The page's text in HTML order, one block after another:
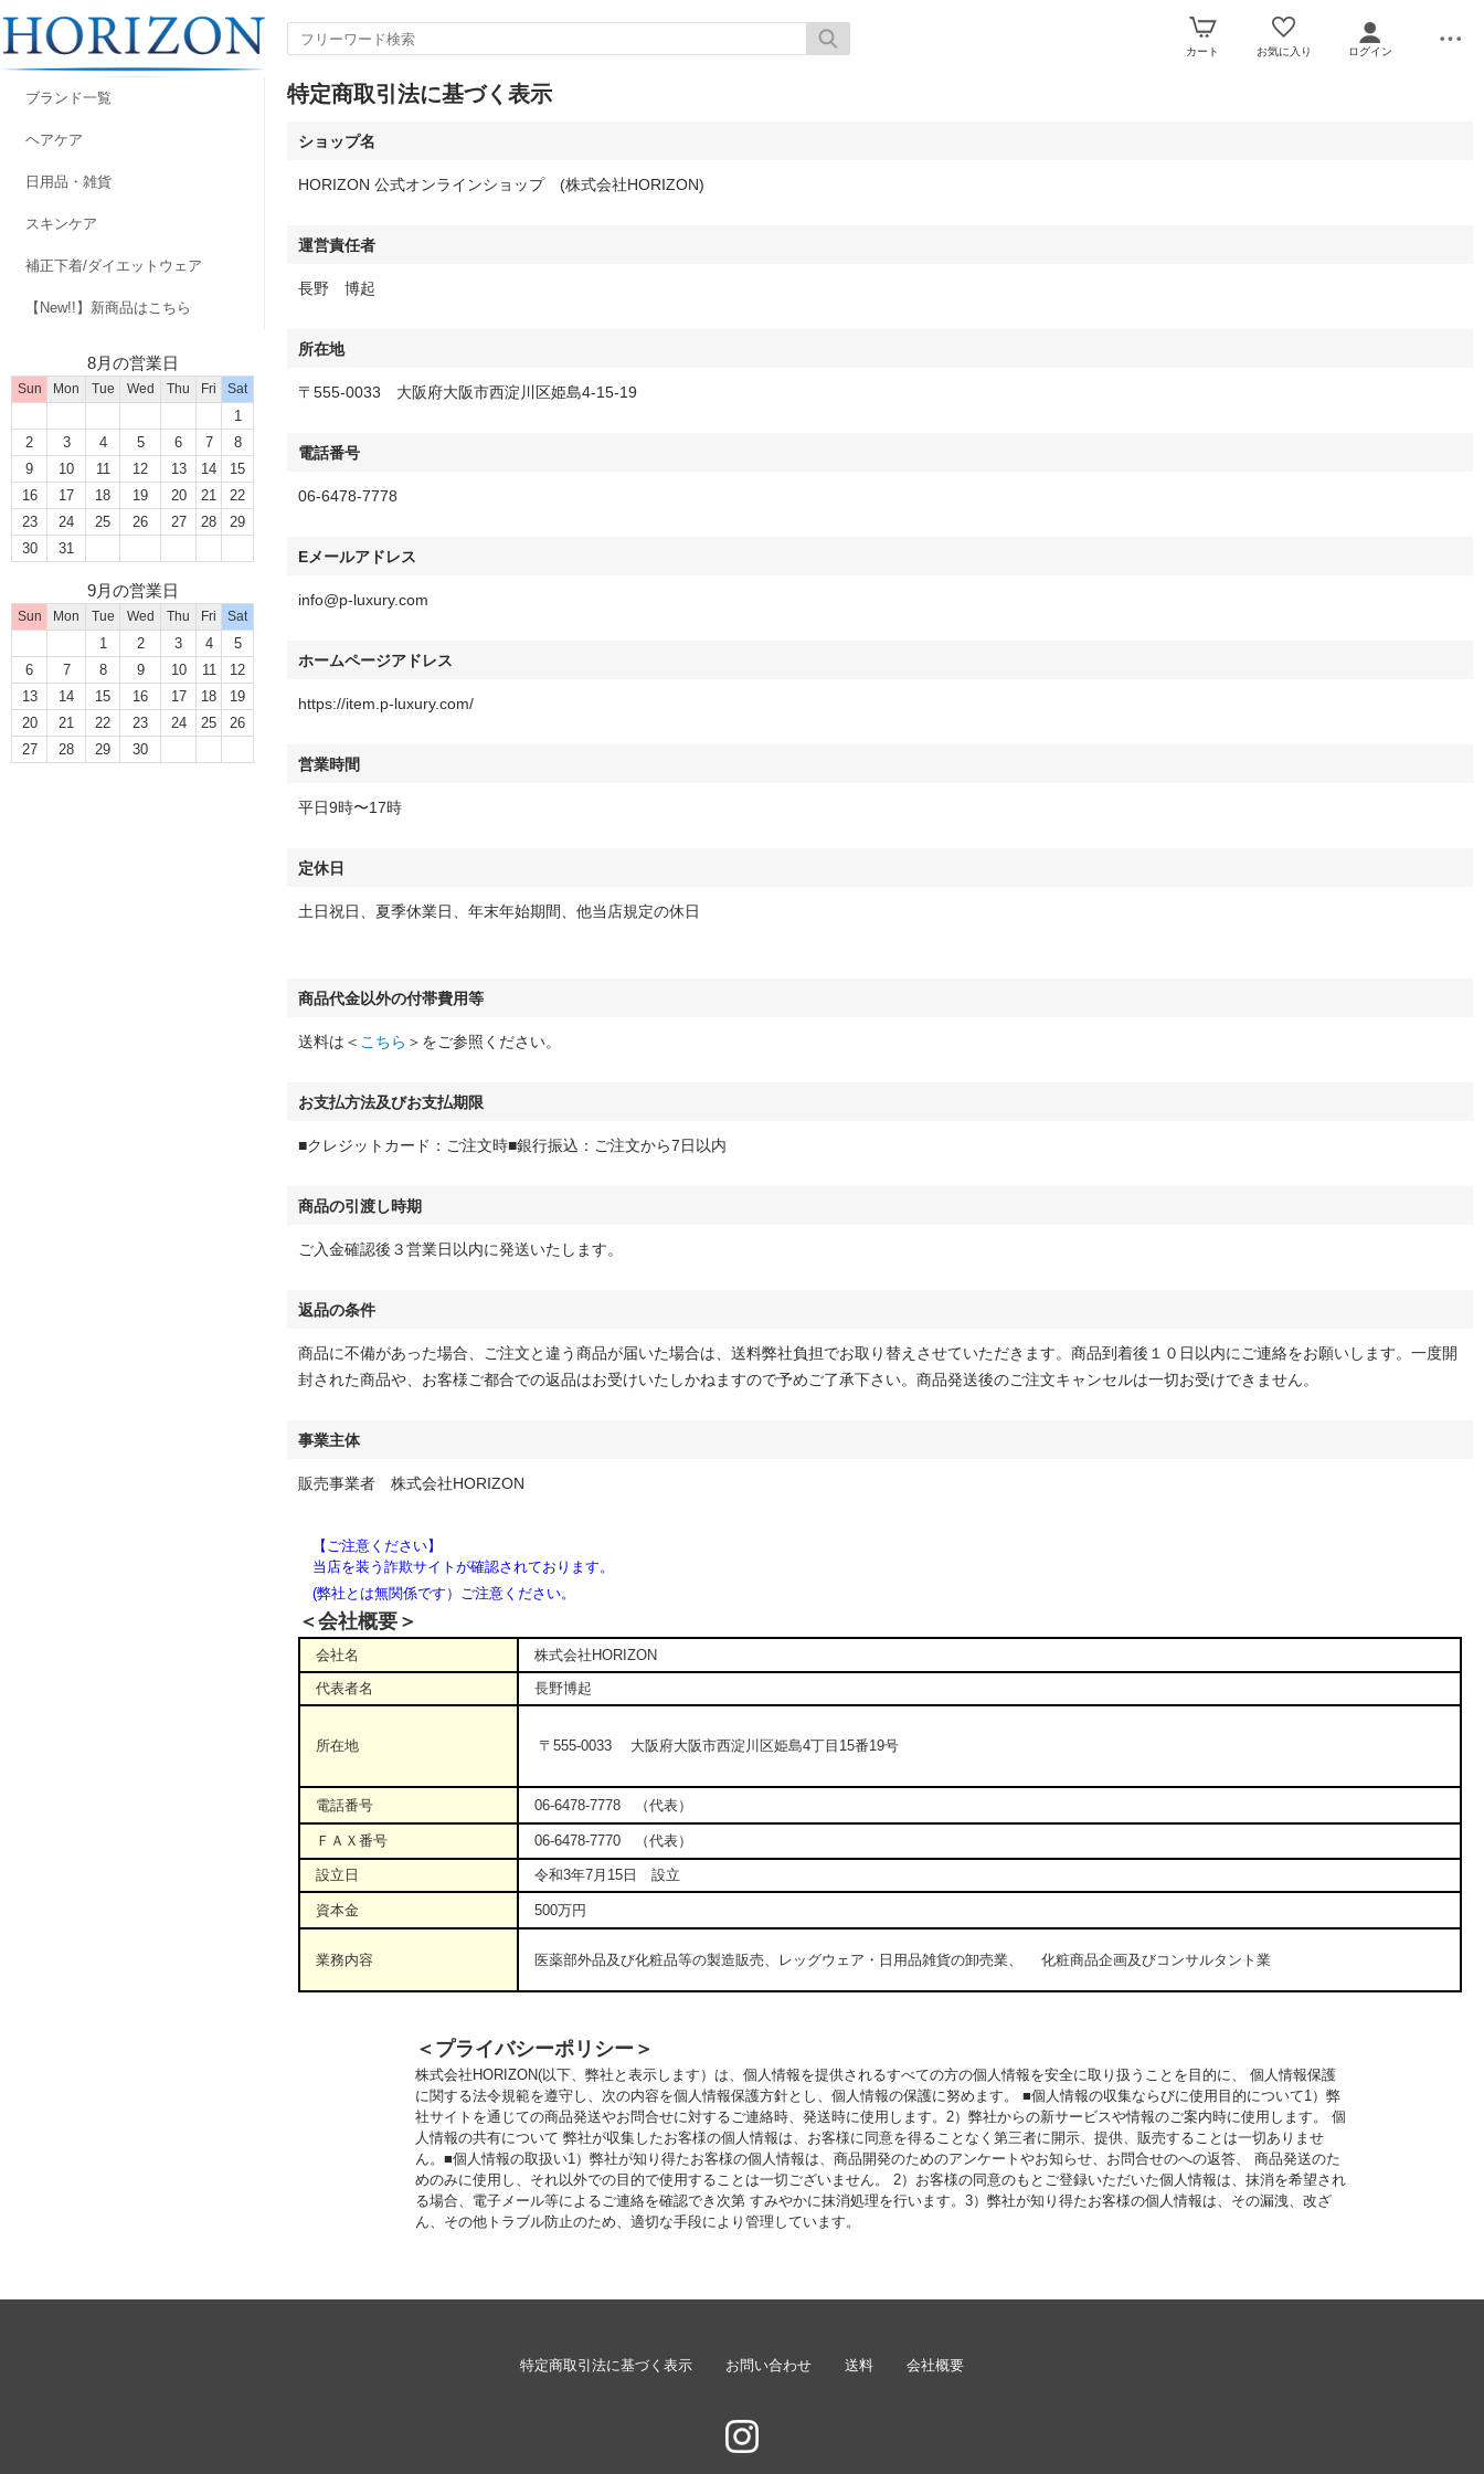
カート お気に入り ログイン
ブランド一覧
ヘアケア
日用品・雑貨
スキンケア
補正下着/ダイエットウェア
【New!!】新商品はこちら
8月の営業日
Sun Mon Tue Wed Thu Fri Sat
1
2
3 4 5 6 7
8
9
10 11 12 13 14
15
16
17 18 19 20 21
22
23
24 25 26 27 28
29
30
31
9月の営業日
Sun Mon Tue Wed Thu Fri Sat
1 2 3 4
5
6
7 8 9 10 11
12
13
14 15 16 17 18
19
20
21 22 23 24 25
26
27
28 29 30
特定商取引法に基づく表示
ショップ名
HORIZON 公式オンラインショップ (株式会社HORIZON)
運営責任者
長野 博起
所在地
〒555-0033 大阪府大阪市西淀川区姫島4-15-19
電話番号
06-6478-7778
Eメールアドレス
info@p-luxury.com
ホームページアドレス
https://item.p-luxury.com/
営業時間
平日9時〜17時
定休日
土日祝日、夏季休業日、年末年始期間、他当店規定の休日
商品代金以外の付帯費用等
送料は＜ こちら ＞をご参照ください。
お支払方法及びお支払期限
■クレジットカード：ご注文時■銀行振込：ご注文から7日以内
商品の引渡し時期
ご入金確認後３営業日以内に発送いたします。
返品の条件
商品に不備があった場合、ご注文と違う商品が届いた場合は、送料弊社負担でお取り替えさせていただきます。商品到着後１０日以内にご連絡をお願いします。一度開
封された商品や、お客様ご都合での返品はお受けいたしかねますので予めご了承下さい。商品発送後のご注文キャンセルは一切お受けできません。
事業主体
販売事業者 株式会社HORIZON
【ご注意ください】
当店を装う詐欺サイトが確認されております。
(弊社とは無関係です）ご注意ください。
＜会社概要＞
会社名
株式会社HORIZON
代表者名
長野博起
所在地 〒555-0033 大阪府大阪市西淀川区姫島4丁目15番19号
電話番号 06-6478-7778 （代表）
ＦＡＸ番号 06-6478-7770 （代表）
設立日 令和3年7月15日 設立
資本金 500万円
業務内容 医薬部外品及び化粧品等の製造販売、レッグウェア・日用品雑貨の卸売業、 化粧商品企画及びコンサルタント業
＜プライバシーポリシー＞
株式会社HORIZON(以下、弊社と表示します）は、個人情報を提供されるすべての方の個人情報を安全に取り扱うことを目的に、 個人情報保護
に関する法令規範を遵守し、次の内容を個人情報保護方針とし、個人情報の保護に努めます。 ■個人情報の収集ならびに使用目的について1）弊
社サイトを通じての商品発送やお問合せに対するご連絡時、発送時に使用します。2）弊社からの新サービスや情報のご案内時に使用します。 個
人情報の共有について 弊社が収集したお客様の個人情報は、お客様に同意を得ることなく第三者に開示、提供、販売することは一切ありませ
ん。■個人情報の取扱い1）弊社が知り得たお客様の個人情報は、商品開発のためのアンケートやお知らせ、お問合せのへの返答、 商品発送のた
めのみに使用し、それ以外での目的で使用することは一切ございません。 2）お客様の同意のもとご登録いただいた個人情報は、抹消を希望され
る場合、電子メール等によるご連絡を確認でき次第 すみやかに抹消処理を行います。3）弊社が知り得たお客様の個人情報は、その漏洩、改ざ
ん、その他トラブル防止のため、適切な手段により管理しています。
特定商取引法に基づく表示 お問い合わせ 送料 会社概要